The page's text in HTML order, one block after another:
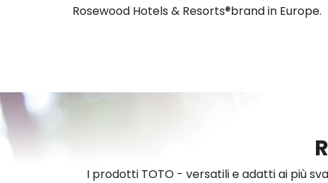
Rosewood Hotels & Resorts®brand in Europe.
I prodotti TOTO - versatili e adatti ai più